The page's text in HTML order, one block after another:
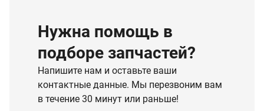
Нужна помощь в
подборе запчастей?
Напишите нам и оставьте ваши
контактные данные. Мы перезвоним вам
в течение 30 минут или раньше!